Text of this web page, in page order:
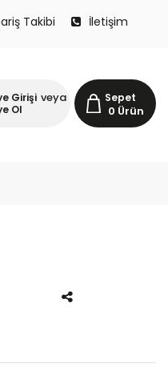
Takibi İletişim
Sepet
0 Ürün
Girişi veya
Ol